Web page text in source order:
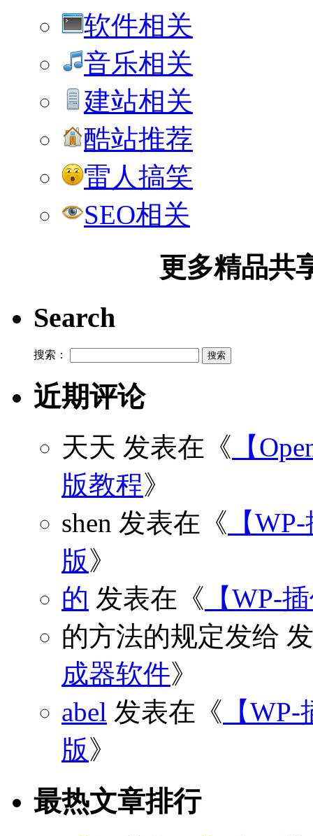
软件相关
音乐相关
建站相关
酷站推荐
雷人搞笑
SEO相关
更多精品共
Search
搜索：
近期评论
天天 发表在《 【
版教程》
shen 发表在《 【
版》
的 发表在《 【WP-
的方法的规定发给
成器软件》
abel 发表在《 【
版》
最热文章排行